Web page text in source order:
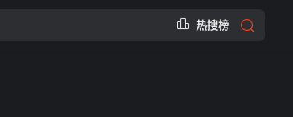
热搜榜